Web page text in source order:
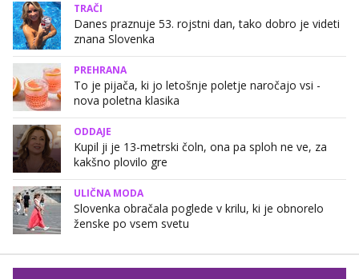
TRAČI
Danes praznuje 53. rojstni dan, tako dobro je videti
znana Slovenka
PREHRANA
To je pijača, ki jo letošnje poletje naročajo vsi -
nova poletna klasika
ODDAJE
Kupil ji je 13-metrski čoln, ona pa sploh ne ve, za
kakšno plovilo gre
ULIČNA MODA
Slovenka obračala poglede v krilu, ki je obnorelo
ženske po vsem svetu